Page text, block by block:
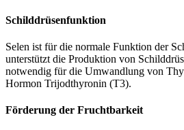
Schilddrüsenfunktion
Selen ist für die normale Funktion der
unterstützt die Produktion von
notwendig für die Umwandlung von
Hormon Trijodthyronin (T3).
Förderung der Fruchtbarkeit